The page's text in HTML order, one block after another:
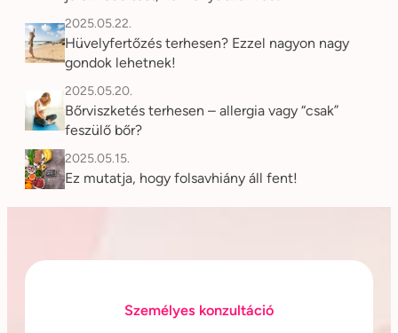
2025.05.22.
Hüvelyfertőzés terhesen? Ezzel nagyon nagy
gondok lehetnek!
2025.05.20.
Bőrviszketés terhesen – allergia vagy “csak”
feszülő bőr?
2025.05.15.
Ez mutatja, hogy folsavhiány áll fent!
Személyes konzultáció